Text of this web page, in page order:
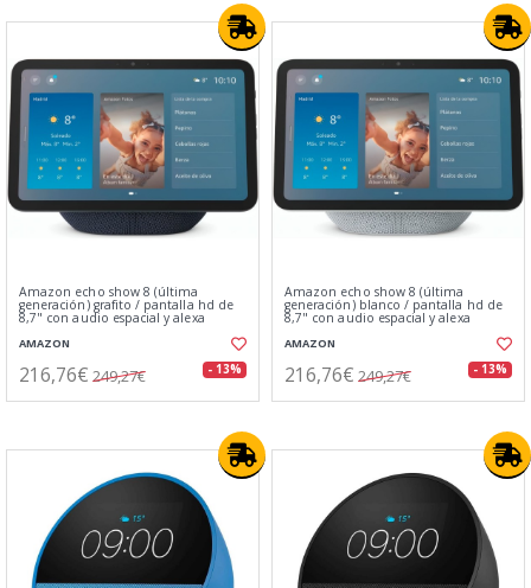
Amazon echo show 8 (última
generación) grafito / pantalla hd de
8,7" con audio espacial y alexa
AMAZON
216,76€ 249,27€ - 13%
Amazon echo show 8 (última
generación) blanco / pantalla hd de
8,7" con audio espacial y alexa
AMAZON
216,76€ 249,27€ - 13%